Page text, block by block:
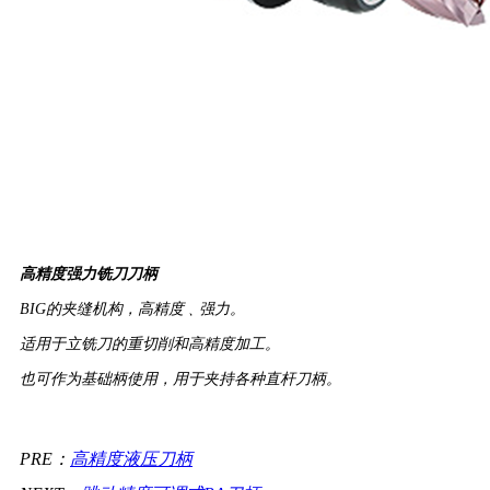
高精度强力铣刀刀柄
BIG的夹缝机构，高精度﹑强力。
适用于立铣刀的重切削和高精度加工。
也可作为基础柄使用，用于夹持各种直杆刀柄。
PRE： 高精度液压刀柄